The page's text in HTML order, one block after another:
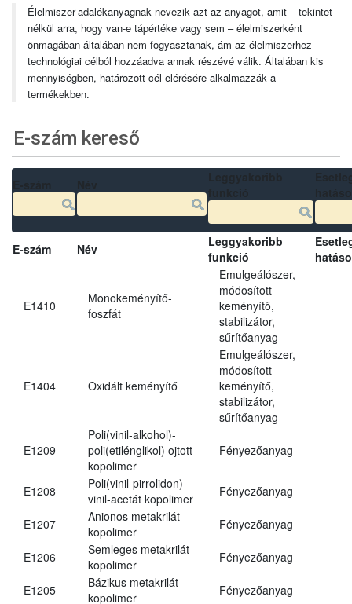
Élelmiszer-adalékanyagnak nevezik azt az anyagot, amit – tekintet
nélkül arra, hogy van-e tápértéke vagy sem – élelmiszerként
önmagában általában nem fogyasztanak, ám az élelmiszerhez
technológiai célból hozzáadva annak részévé válik. Általában kis
mennyiségben, határozott cél elérésére alkalmazzák a
termékekben.
E-szám kereső
E-szám Név
Leggyakoribb
funkció
E1410
Monokeményítő-
foszfát
Emulgeálószer,
módosított
keményítő,
stabilizátor,
sűrítőanyag
E1404 Oxidált keményítő
Emulgeálószer,
módosított
keményítő,
stabilizátor,
sűrítőanyag
E1209
Poli(vinil-alkohol)-
poli(etilénglikol) ojtott
kopolimer
Fényezőanyag
E1208
Poli(vinil-pirrolidon)-
vinil-acetát kopolimer
Fényezőanyag
E1207
Anionos metakrilát-
kopolimer
Fényezőanyag
E1206
Semleges metakrilát-
kopolimer
Fényezőanyag
E1205
Bázikus metakrilát-
kopolimer
Fényezőanyag